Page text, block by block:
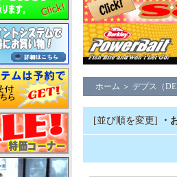
ホーム ＞ デプス（
[並び順を変更] ・